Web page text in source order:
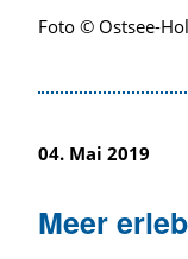
Foto © Ostsee-
04. Mai 2019
Meer